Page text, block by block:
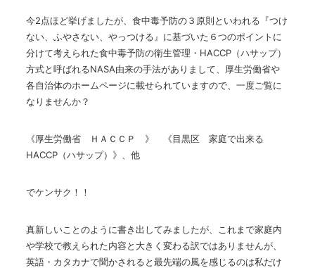
今2点ほど挙げましたが、食中毒予防の３原則といわれる『つけ
ない、ふやさない、やっつける』に基づいた６つのポイントに
分けて考えられた食中毒予防の衛生管理・ HACCP （ハサップ）
方式と呼ばれるNASA由来の手法がありまして、厚生労働省や
各自治体のホームページに載せられていますので、一度ご覧に
なりませんか？
《厚生労働省 ＨＡＣＣＰ 》 《目黒区 家庭で出来る
HACCP （ハサップ）》、他
でケンサク！！
真新しいことのように書き出してみましたが、これまで家庭内
や学校で教えられた内容と大きく変わる訳ではありませんが、
英語・カタカナで聞かされると最先端の風を感じるのは私だけ